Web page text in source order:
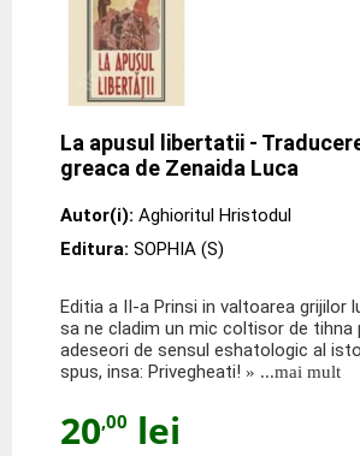
La apusul libertatii -
greaca de Zenaida Luca
Autor(i): Aghioritul Hristodul
Editura: SOPHIA (S)
Editia a II-a Prinsi in valtoarea grijilor
sa ne cladim un mic coltisor de tihna
adeseori de sensul eshatologic al
spus, insa: Privegheati! » ...mai mult
20,00 lei